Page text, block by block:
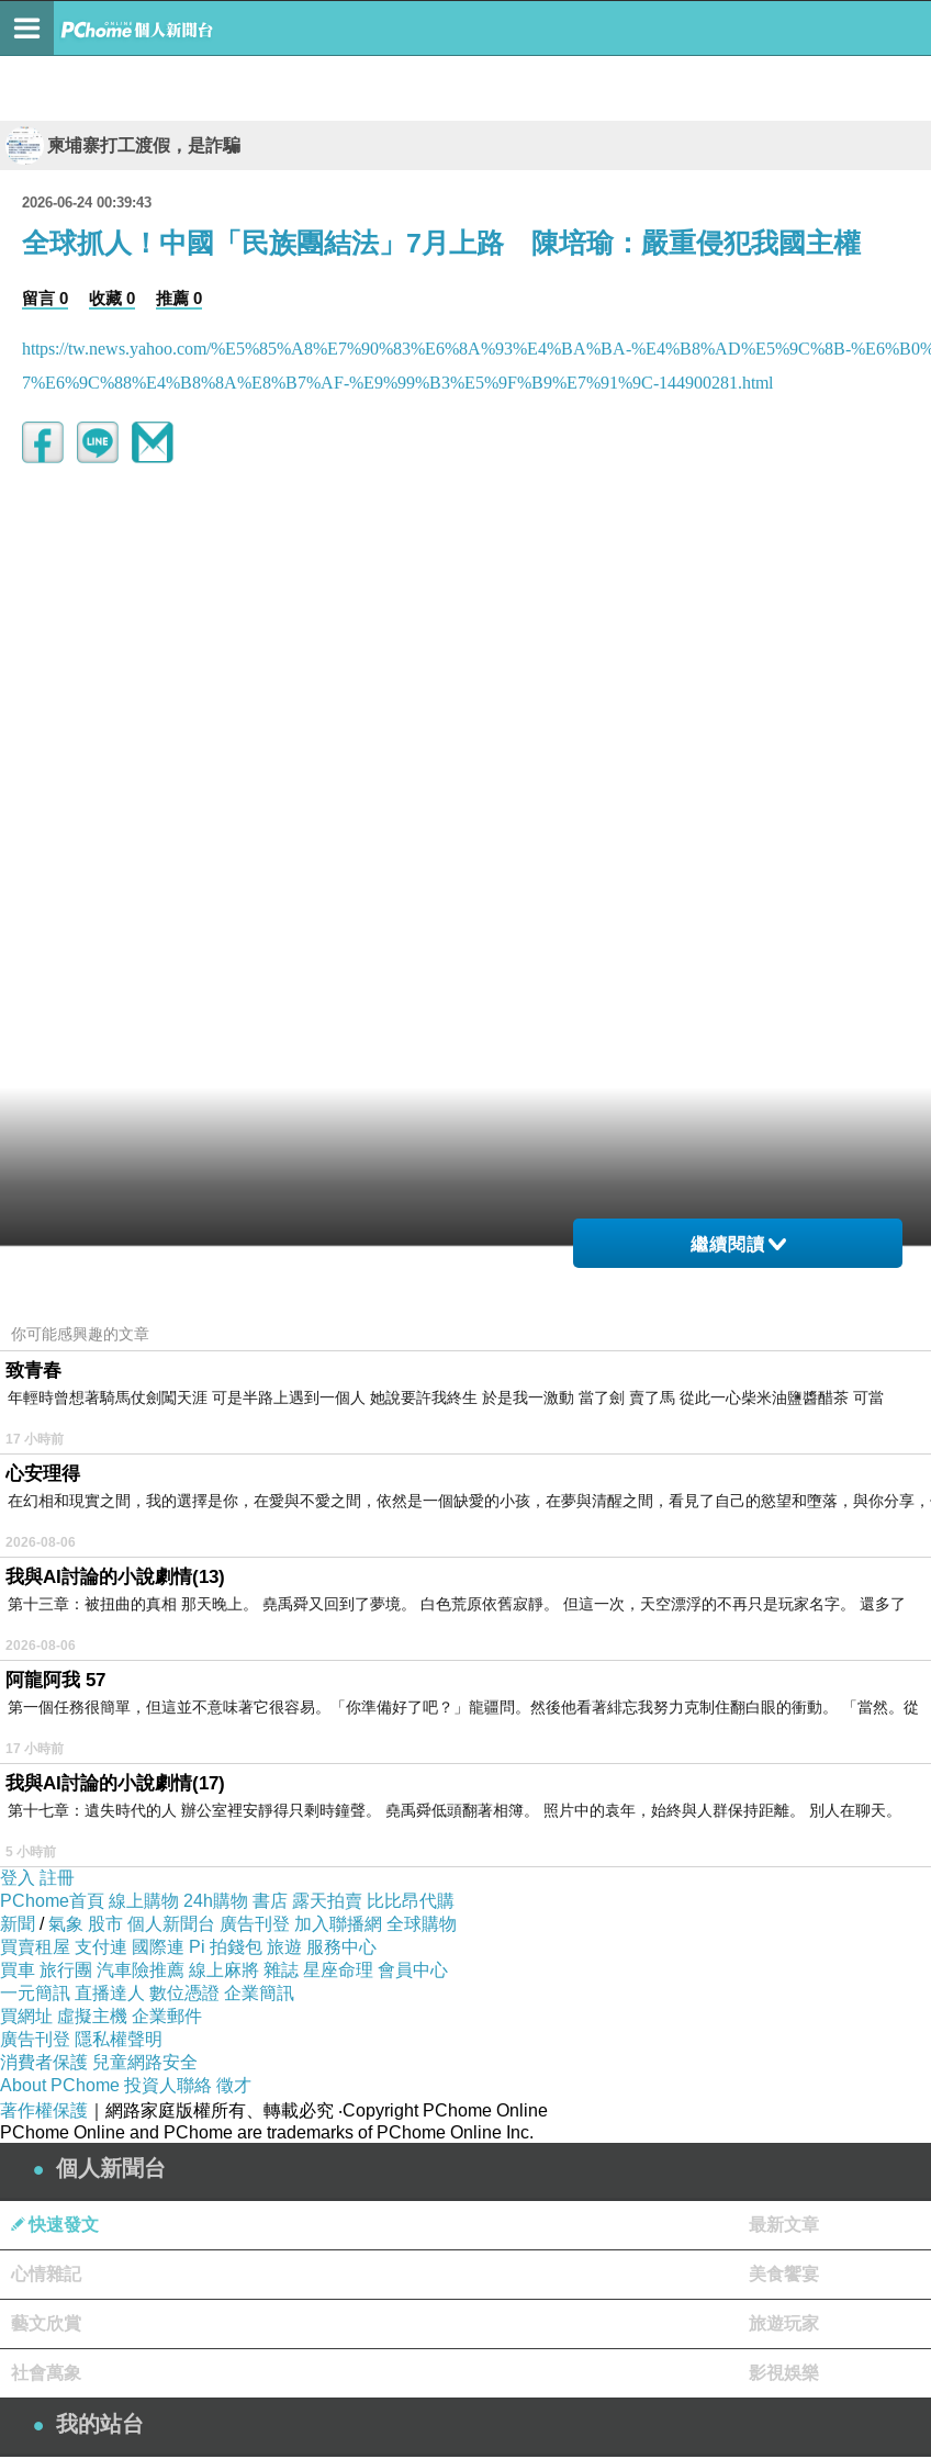
柬埔寨打工渡假，是詐騙
2026-06-24 00:39:43
全球抓人！中國「民族團結法」7月上路 陳培瑜：嚴重侵犯我國主權
留言 0 收藏 0 推薦 0
https://tw.news.yahoo.com/%E5%85%A8%E7%90%83%E6%8A%93%E4%BA%BA-%E4%B8%AD%E5%9C%8B-
7%E6%9C%88%E4%B8%8A%E8%B7%AF-%E9%99%B3%E5%9F%B9%E7%91%9C-144900281.html
繼續閱讀
你可能感興趣的文章
致青春
年輕時曾想著騎馬仗劍闖天涯 可是半路上遇到一個人 她說要許我終生 於是我一激動 當了劍 賣了馬 從此一心柴米油鹽醬醋茶 可當
17 小時前
心安理得
在幻相和現實之間，我的選擇是你，在愛與不愛之間，依然是一個缺愛的小孩，在夢與清醒之間，看見了自己的慾望和墮落，與你分享，
2026-08-06
我與AI討論的小說劇情(13)
第十三章：被扭曲的真相 那天晚上。 堯禹舜又回到了夢境。 白色荒原依舊寂靜。 但這一次，天空漂浮的不再只是玩家名字。 還多了
2026-08-06
阿龍阿我 57
第一個任務很簡單，但這並不意味著它很容易。「你準備好了吧？」龍疆問。然後他看著緋忘我努力克制住翻白眼的衝動。 「當然。從
17 小時前
我與AI討論的小說劇情(17)
第十七章：遺失時代的人 辦公室裡安靜得只剩時鐘聲。 堯禹舜低頭翻著相簿。 照片中的袁年，始終與人群保持距離。 別人在聊天。
5 小時前
登入 註冊
PChome首頁 線上購物 24h購物 書店 露天拍賣 比比昂代購
新聞 /氣象 股市 個人新聞台 廣告刊登 加入聯播網 全球購物
買賣租屋 支付連 國際連 Pi 拍錢包 旅遊 服務中心
買車 旅行團 汽車險推薦 線上麻將 雜誌 星座命理 會員中心
一元簡訊 直播達人 數位憑證 企業簡訊
買網址 虛擬主機 企業郵件
廣告刊登 隱私權聲明
消費者保護 兒童網路安全
About PChome 投資人聯絡 徵才
著作權保護 ｜網路家庭版權所有、轉載必究 ‧Copyright PChome Online
PChome Online and PChome are trademarks of PChome Online Inc.
個人新聞台
快速發文 最新文章
心情雜記 美食饗宴
藝文欣賞 旅遊玩家
社會萬象 影視娛樂
我的站台